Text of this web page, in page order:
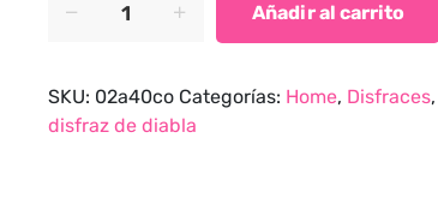
Morrigan
Añadir al carrito
SKU: 02a40co Categorías: Home, Disfraces,
disfraz de diabla